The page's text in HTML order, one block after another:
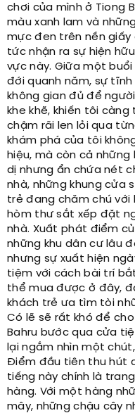
chơi của mình ở Tiong
màu xanh lam và
mực đen trên nền giấy
tức nhận ra sự hiện
vực này. Giữa một
đới quanh năm, sự
không gian đủ để
khe khẽ, khiến tôi
chậm rãi len lỏi qua
khám phá của tôi
hiệu, mà còn cả
dị nhưng ẩn chứa nét
nhà, những khung cửa
trẻ đang chăm chú với
hòm thư sắt xếp đặt
nhà. Xuất phát điểm
những khu dân cư lâu
nhưng sự xuất hiện
tiệm với cách bài trí
thể mua được ở đây,
khách trẻ ưa tìm tòi
Có lẽ sẽ rất khó để
Bahru bước qua cửa
lại ngắm nhìn một
Điểm đầu tiên thu hút
tiếng này chính là
hàng. Với một hàng
mây, những chậu cây